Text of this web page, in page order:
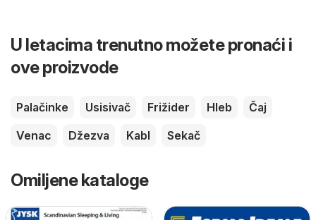
U letacima trenutno možete pronaći i
ove proizvode
Palačinke Usisivač Frižider Hleb
Čaj
Venac
Džezva Kabl Sekač
Omiljene kataloge